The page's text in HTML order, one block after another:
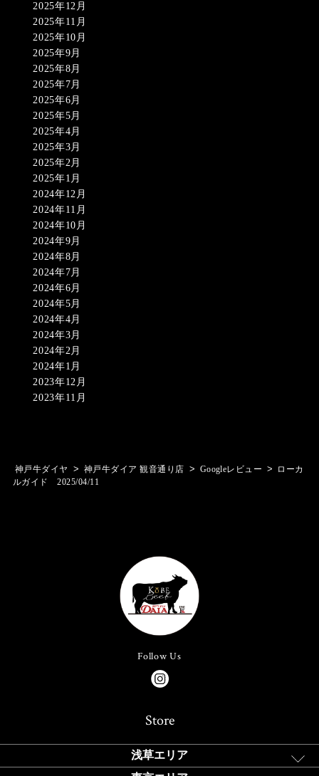
2025年12月
2025年11月
2025年10月
2025年9月
2025年8月
2025年7月
2025年6月
2025年5月
2025年4月
2025年3月
2025年2月
2025年1月
2024年12月
2024年11月
2024年10月
2024年9月
2024年8月
2024年7月
2024年6月
2024年5月
2024年4月
2024年3月
2024年2月
2024年1月
2023年12月
2023年11月
神戸牛ダイヤ > 神戸牛ダイア 観音通り店 > Googleレビュー >
ローカ
ルガイド 2025/04/11
Follow Us
Store
浅草エリア